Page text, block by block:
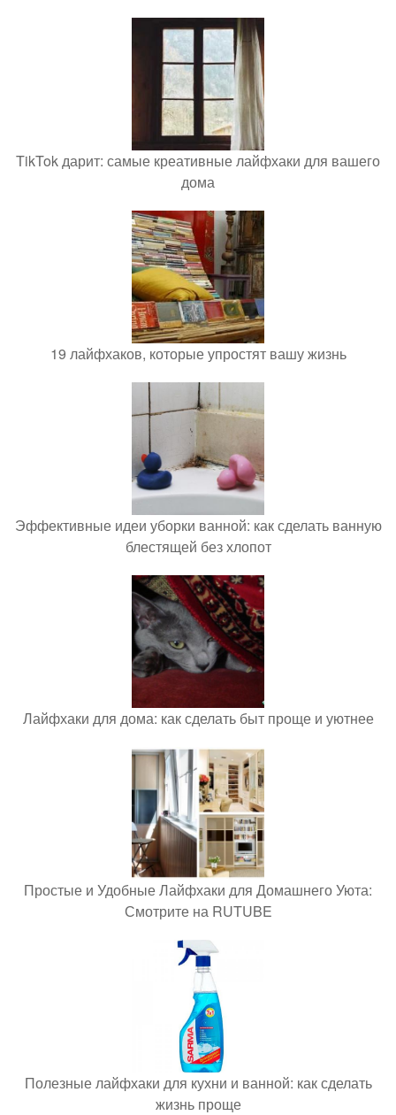
TikTok дарит: самые креативные лайфхаки для вашего
дома
19 лайфхаков, которые упростят вашу жизнь
Эффективные идеи уборки ванной: как сделать ванную
блестящей без хлопот
Лайфхаки для дома: как сделать быт проще и уютнее
Простые и Удобные Лайфхаки для Домашнего Уюта:
Смотрите на RUTUBE
Полезные лайфхаки для кухни и ванной: как сделать
жизнь проще